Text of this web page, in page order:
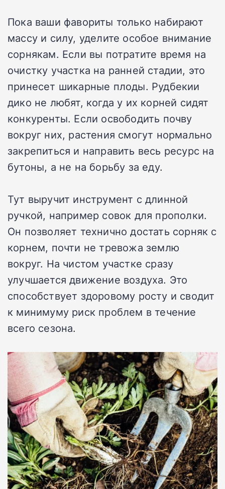
Пока ваши фавориты только набирают
массу и силу, уделите особое внимание
сорнякам. Если вы потратите время на
очистку участка на ранней стадии, это
принесет шикарные плоды. Рудбекии
дико не любят, когда у их корней сидят
конкуренты. Если освободить почву
вокруг них, растения смогут нормально
закрепиться и направить весь ресурс на
бутоны, а не на борьбу за еду.
Тут выручит инструмент с длинной
ручкой, например совок для прополки.
Он позволяет технично достать сорняк с
корнем, почти не тревожа землю
вокруг. На чистом участке сразу
улучшается движение воздуха. Это
способствует здоровому росту и сводит
к минимуму риск проблем в течение
всего сезона.